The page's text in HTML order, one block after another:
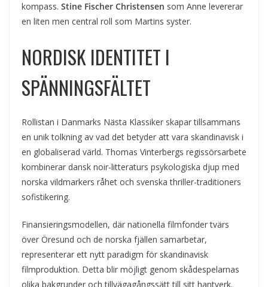
kompass. Stine Fischer Christensen som Anne levererar
en liten men central roll som Martins syster.
NORDISK IDENTITET I
SPÄNNINGSFÄLTET
Rollistan i Danmarks Nästa Klassiker skapar tillsammans
en unik tolkning av vad det betyder att vara skandinavisk i
en globaliserad värld. Thomas Vinterbergs regissörsarbete
kombinerar dansk noir-litteraturs psykologiska djup med
norska vildmarkers råhet och svenska thriller-traditioners
sofistikering.
Finansieringsmodellen, där nationella filmfonder tvärs
över Öresund och de norska fjällen samarbetar,
representerar ett nytt paradigm för skandinavisk
filmproduktion. Detta blir möjligt genom skådespelarnas
olika bakgrunder och tillvägagångssätt till sitt hantverk.